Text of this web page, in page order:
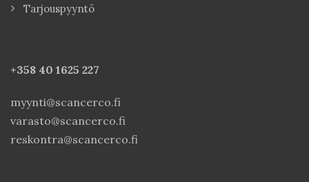
Tarjouspyyntö
+358 40 1625 227
myynti@scancerco.fi
varasto@scancerco.fi
reskontra@scancerco.fi